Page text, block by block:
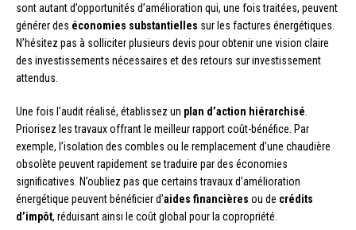
sont autant d’opportunités d’amélioration qui, une fois traitées, peuvent
générer des économies substantielles sur les factures énergétiques.
N’hésitez pas à solliciter plusieurs devis pour obtenir une vision claire
des investissements nécessaires et des retours sur investissement
attendus.
Une fois l’audit réalisé, établissez un plan d’action hiérarchisé
Priorisez les travaux offrant le meilleur rapport coût-bénéfice. Par
exemple, l’isolation des combles ou le remplacement d’une chaudière
obsolète peuvent rapidement se traduire par des économies
significatives. N’oubliez pas que certains travaux d’amélioration
énergétique peuvent bénéficier d’aides financières ou de crédits
d’impôt, réduisant ainsi le coût global pour la copropriété.